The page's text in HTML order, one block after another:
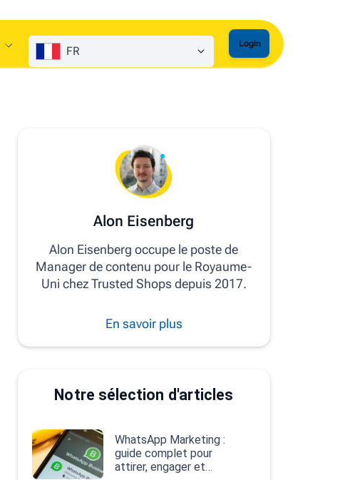
FR
Login
Alon Eisenberg
Alon Eisenberg occupe le poste de
Manager de contenu pour le Royaume-
Uni chez Trusted Shops depuis 2017.
En savoir plus
Notre sélection d'articles
WhatsApp Marketing :
guide complet pour
attirer, engager et